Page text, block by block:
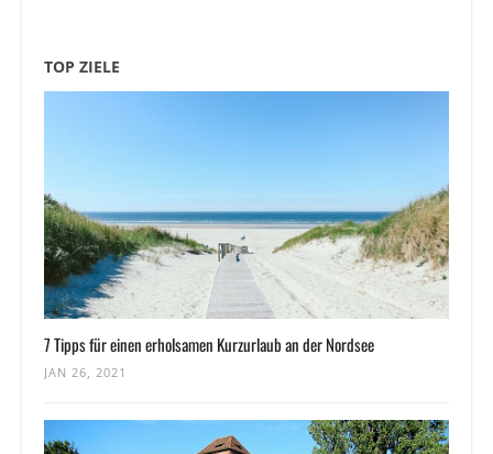
TOP ZIELE
7 Tipps für einen erholsamen Kurzurlaub an der Nordsee
JAN 26, 2021